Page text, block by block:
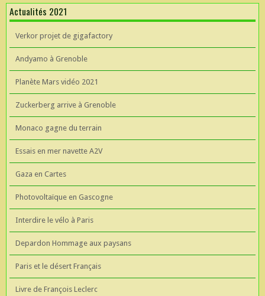
Actualités 2021
Verkor projet de gigafactory
Andyamo à Grenoble
Planète Mars vidéo 2021
Zuckerberg arrive à Grenoble
Monaco gagne du terrain
Essais en mer navette A2V
Gaza en Cartes
Photovoltaïque en Gascogne
Interdire le vélo à Paris
Depardon Hommage aux paysans
Paris et le désert Français
Livre de François Leclerc